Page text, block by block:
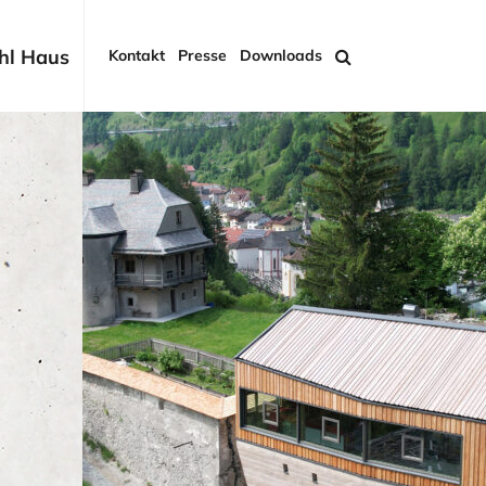
Haus Kontakt Presse Downloads